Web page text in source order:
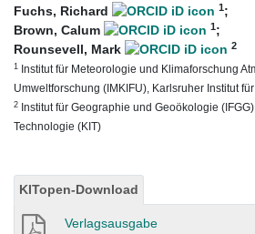
Fuchs, Richard 1;
Brown, Calum
1;
Rounsevell, Mark
2
1 Institut für Meteorologie und Klimaforschung
Umweltforschung (IMKIFU), Karlsruher Institut
2 Institut für Geographie und Geoökologie
Technologie (KIT)
KITopen-Download
Verlagsausgabe